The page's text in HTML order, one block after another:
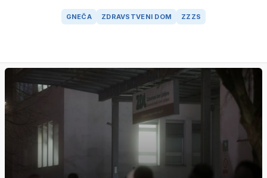
GNEČA ZDRAVSTVENI DOM ZZZS